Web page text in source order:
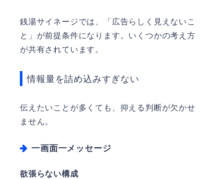
銭湯サイネージでは、「広告らしく見えないこ
と」が前提条件になります。いくつかの考え方
が共有されています。
情報量を詰め込みすぎない
伝えたいことが多くても、抑える判断が欠かせ
ません。
一画面一メッセージ
欲張らない構成